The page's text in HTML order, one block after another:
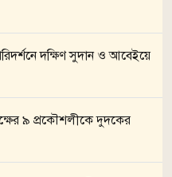
দক্ষিণ সুদান ও আবেইয়ে
৯ প্রকৌশলীকে দুদকের